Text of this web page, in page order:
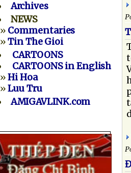
Archives
NEWS
» Commentaries
»Tin The Gioi
CARTOONS
CARTOONS in English
»Hi Hoa
»Luu Tru
AMIGAVLINK.com